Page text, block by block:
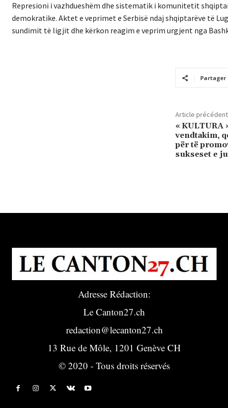
Represioni i vazhdueshëm dhe sistematik i komunitetit
demokratike. Aktet e veprimet e Serbisë ndaj shqiptarëve të
sundimit të ligjit dhe kërkon reagim e veprim urgjent nga
Partager
Article précédent
« KULTURA
vendtakim,
për të
sukseset e
Adresse Rédaction:
Le Canton27.ch
redaction@lecanton27.ch
13 Rue de Môle, 1201 Genève CH
© 2020 - Tous droits réservés